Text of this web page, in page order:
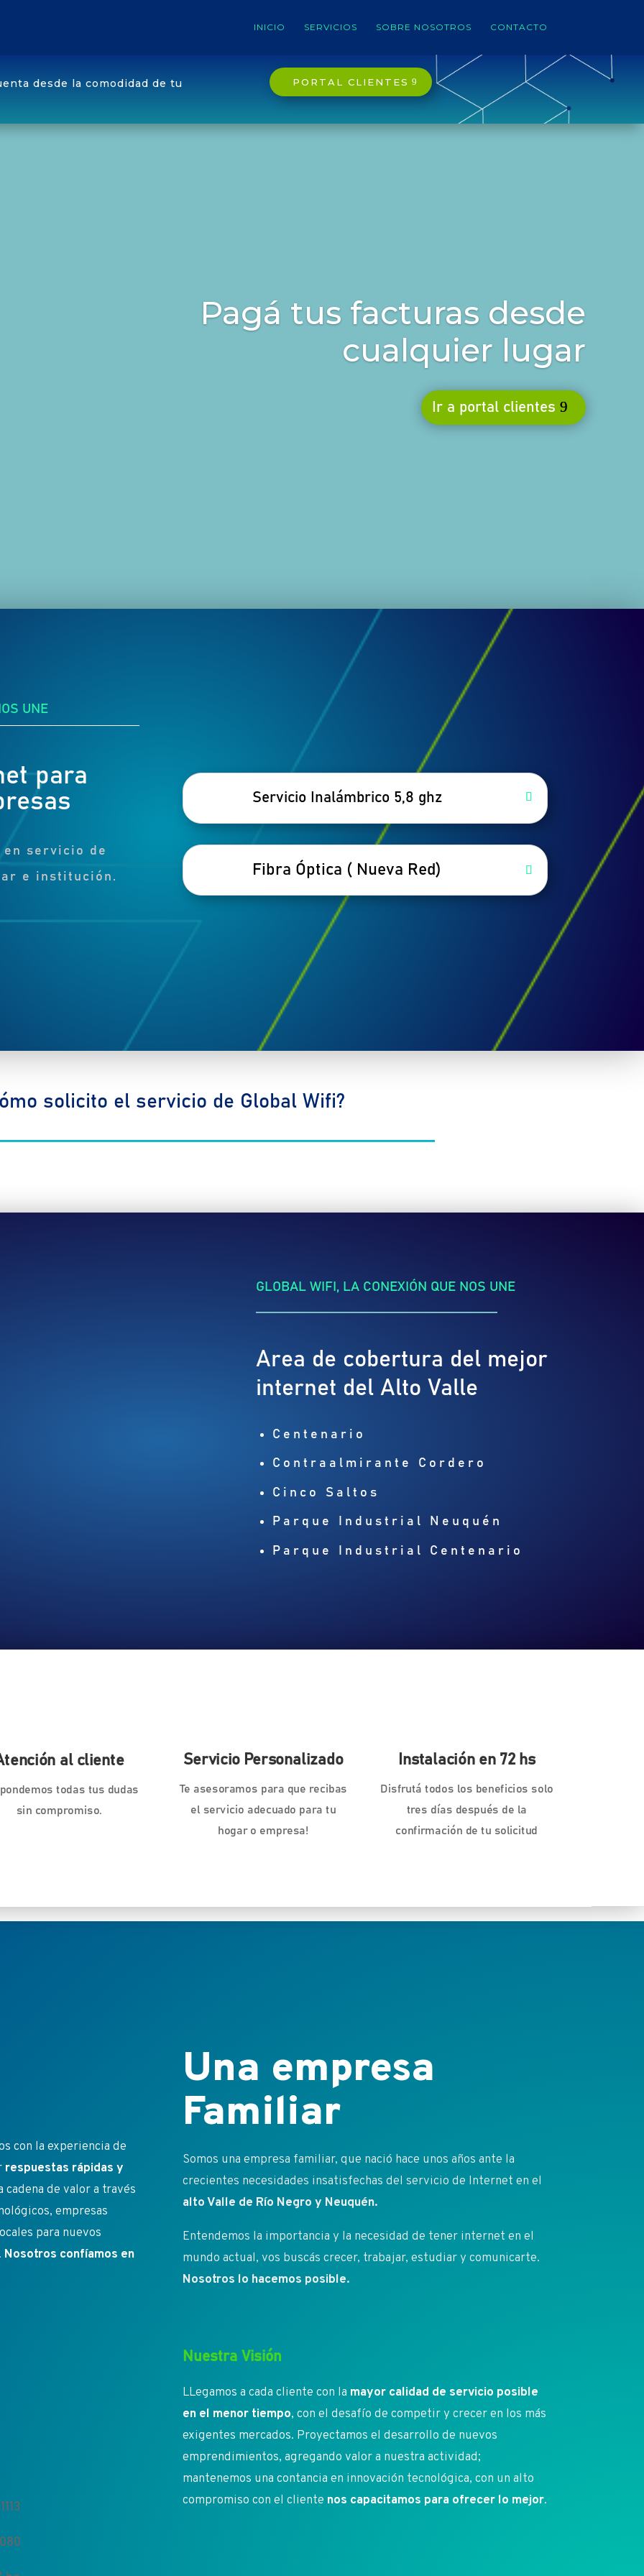
INICIO SERVICIOS SOBRE NOSOTROS CONTACTO
desde la comodidad de tu PORTAL CLIENTES
Pagá tus facturas desde
cualquier lugar
Ir a portal clientes
UNE
para
servicio de
e institución.
Servicio Inalámbrico 5,8 ghz
Fibra Óptica ( Nueva Red)
solicito el servicio de Global Wifi?
GLOBAL WIFI, LA CONEXIÓN QUE NOS UNE
Area de cobertura del mejor
internet del Alto Valle
Centenario
Contraalmirante Cordero
Cinco Saltos
Parque Industrial Neuquén
Parque Industrial Centenario
al cliente
todas tus dudas
sin compromiso.
Servicio Personalizado
Te asesoramos para que recibas
el servicio adecuado para tu
hogar o empresa!
Instalación en 72 hs
Disfrutá todos los beneficios solo
tres días después de la
confirmación de tu solicitud
con la experiencia de
respuestas rápidas y
de valor a través
empresas
para nuevos
Nosotros confíamos en
Una empresa
Familiar
Somos una empresa familiar, que nació hace unos años ante la
crecientes necesidades insatisfechas del servicio de Internet en el
alto Valle de Río Negro y Neuquén.
Entendemos la importancia y la necesidad de tener internet en el
mundo actual, vos buscás crecer, trabajar, estudiar y comunicarte.
Nosotros lo hacemos posible.
Nuestra Visión
LLegamos a cada cliente con la mayor calidad de servicio posible
en el menor tiempo, con el desafío de competir y crecer en los más
exigentes mercados. Proyectamos el desarrollo de nuevos
emprendimientos, agregando valor a nuestra actividad;
mantenemos una contancia en innovación tecnológica, con un alto
compromiso con el cliente nos capacitamos para ofrecer lo mejor.